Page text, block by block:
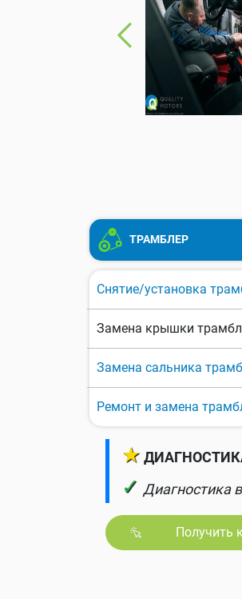
ТРАМБЛЕР
Снятие/установка
Замена крышки
Замена сальника
Ремонт и замена
★ ДИАГНОСТИКА
✓ Диагностика
Получить